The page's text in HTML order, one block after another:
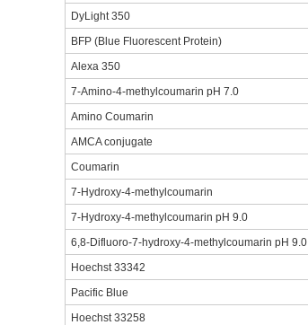
DyLight 350
BFP (Blue Fluorescent Protein)
Alexa 350
7-Amino-4-methylcoumarin pH 7.0
Amino Coumarin
AMCA conjugate
Coumarin
7-Hydroxy-4-methylcoumarin
7-Hydroxy-4-methylcoumarin pH 9.0
6,8-Difluoro-7-hydroxy-4-methylcoumarin pH 9.0
Hoechst 33342
Pacific Blue
Hoechst 33258